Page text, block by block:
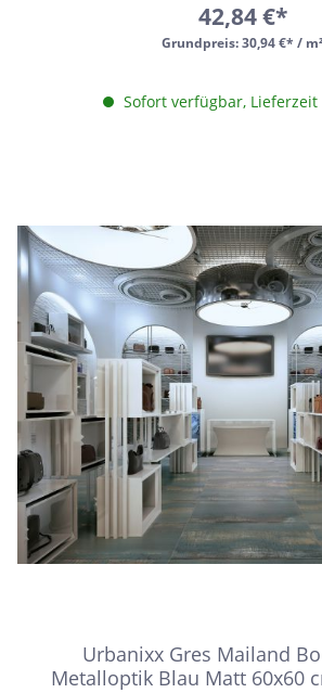
Grundpreis:30,94 €* / m²
42,84 €*
Sofort verfügbar, Lieferzeit
Urbanixx Gres Mailand
Metalloptik Blau Matt 60x60